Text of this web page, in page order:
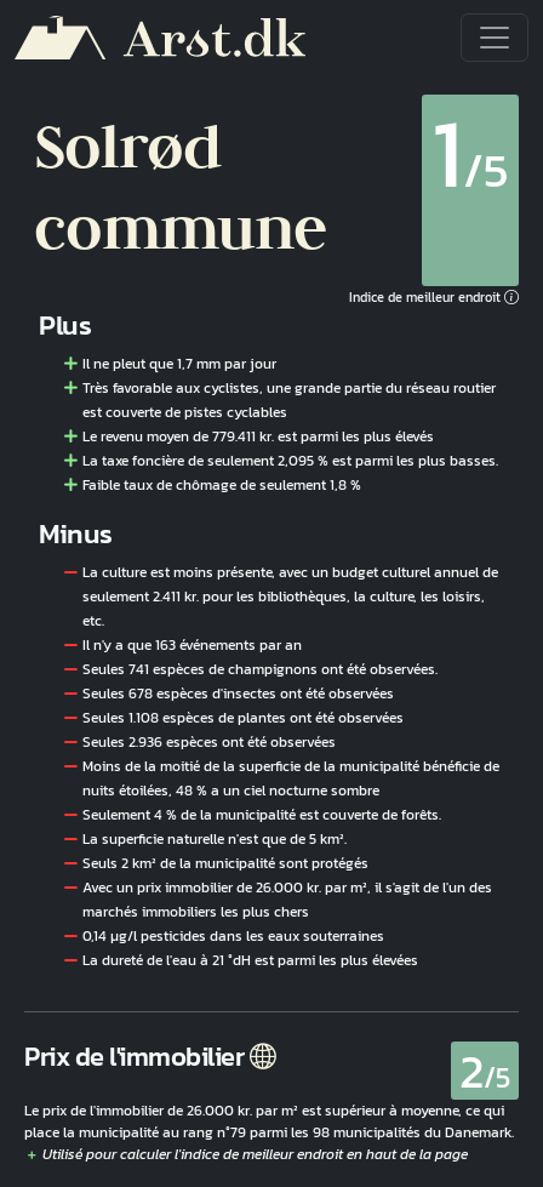
Solrød
commune
1/5
Indice de meilleur endroit
Plus
Il ne pleut que 1,7 mm par jour
Très favorable aux cyclistes, une grande partie du réseau routier
est couverte de pistes cyclables
Le revenu moyen de 779.411 kr. est parmi les plus élevés
La taxe foncière de seulement 2,095 % est parmi les plus basses.
Faible taux de chômage de seulement 1,8 %
Minus
La culture est moins présente, avec un budget culturel annuel de
seulement 2.411 kr. pour les bibliothèques, la culture, les loisirs,
etc.
Il n'y a que 163 événements par an
Seules 741 espèces de champignons ont été observées.
Seules 678 espèces d'insectes ont été observées
Seules 1.108 espèces de plantes ont été observées
Seules 2.936 espèces ont été observées
Moins de la moitié de la superficie de la municipalité bénéficie de
nuits étoilées, 48 % a un ciel nocturne sombre
Seulement 4 % de la municipalité est couverte de forêts.
La superficie naturelle n'est que de 5 km².
Seuls 2 km² de la municipalité sont protégés
Avec un prix immobilier de 26.000 kr. par m², il s'agit de l'un des
marchés immobiliers les plus chers
0,14 µg/l pesticides dans les eaux souterraines
La dureté de l'eau à 21 °dH est parmi les plus élevées
Prix de l'immobilier 2/5
Le prix de l'immobilier de 26.000 kr. par m² est supérieur à moyenne, ce qui
place la municipalité au rang n°79 parmi les 98 municipalités du Danemark.